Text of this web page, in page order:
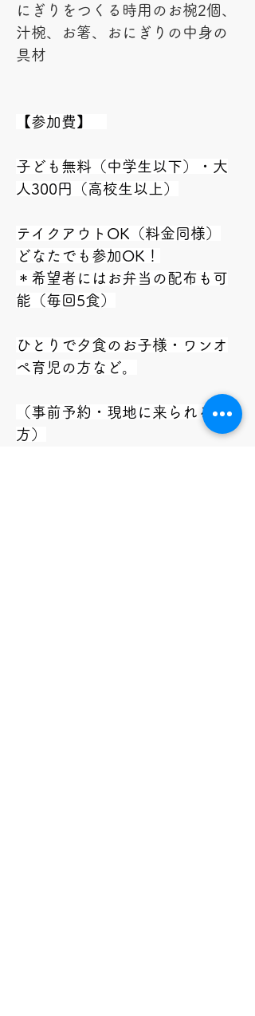
にぎりをつくる時用のお椀2個、
汁椀、お箸、おにぎりの中身の
具材
【参加費】
子ども無料（中学生以下）・大
人300円（高校生以上）
テイクアウトOK（料金同様）
どなたでも参加OK！
＊希望者にはお弁当の配布も可
能（毎回5食）
ひとりで夕食のお子様・ワンオ
ペ育児の方など。
（事前予約・現地に来られる
方）